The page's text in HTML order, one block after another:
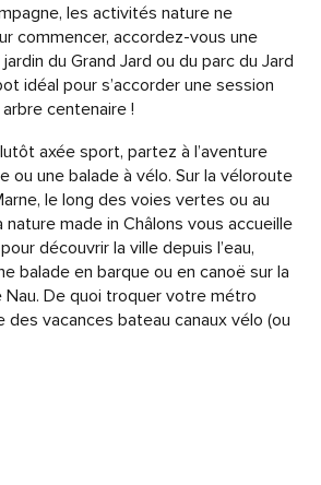
les activités nature ne
commencer, accordez-vous une
du Grand Jard ou du parc du Jard
idéal pour s’accorder une session
arbre centenaire !
axée sport, partez à l’aventure
ou une balade à vélo. Sur la véloroute
le long des voies vertes ou au
made in Châlons vous accueille
découvrir la ville depuis l’eau,
balade en barque ou en canoë sur la
Nau. De quoi troquer votre métro
vacances bateau canaux vélo (ou